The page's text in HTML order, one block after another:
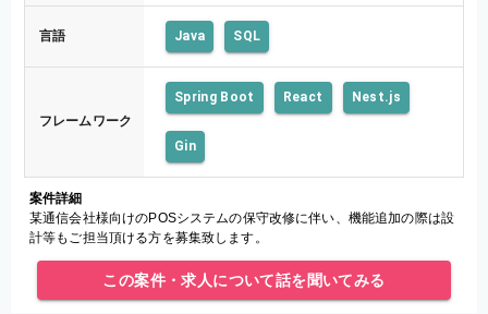
言語 Java SQL
フレームワーク
Spring Boot React Nest.js
Gin
案件詳細
某通信会社様向けのPOSシステムの保守改修に伴い、機能追加の際は設
計等もご担当頂ける方を募集致します。
この案件・求人について話を聞いてみる